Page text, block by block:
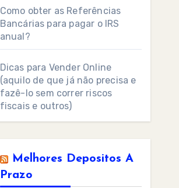
Como obter as Referências
Bancárias para pagar o IRS
anual?
Dicas para Vender Online
(aquilo de que já não precisa e
fazê-lo sem correr riscos
fiscais e outros)
Melhores Depositos A
Prazo